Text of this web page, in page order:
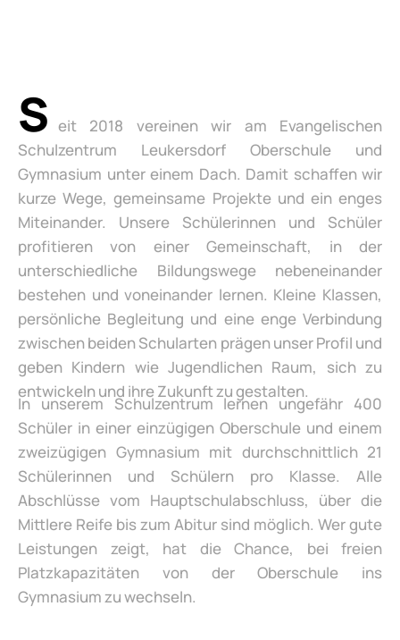
S eit 2018 vereinen wir am Evangelischen
Schulzentrum Leukersdorf Oberschule und
Gymnasium unter einem Dach. Damit schaffen wir
kurze Wege, gemeinsame Projekte und ein enges
Miteinander. Unsere Schülerinnen und Schüler
profitieren von einer Gemeinschaft, in der
unterschiedliche Bildungswege nebeneinander
bestehen und voneinander lernen. Kleine Klassen,
persönliche Begleitung und eine enge Verbindung
zwischen beiden Schularten prägen unser Profil und
geben Kindern wie Jugendlichen Raum, sich zu
entwickeln und ihre Zukunft zu gestalten.
In unserem Schulzentrum lernen ungefähr 400
Schüler in einer einzügigen Oberschule und einem
zweizügigen Gymnasium mit durchschnittlich 21
Schülerinnen und Schülern pro Klasse. Alle
Abschlüsse vom Hauptschulabschluss, über die
Mittlere Reife bis zum Abitur sind möglich. Wer gute
Leistungen zeigt, hat die Chance, bei freien
Platzkapazitäten von der Oberschule ins
Gymnasium zu wechseln.